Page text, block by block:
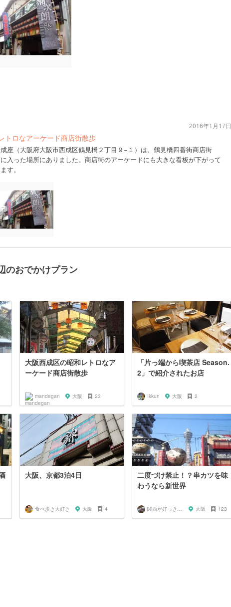
トロなアーケード商店街散歩
座（大阪府大阪市西成区鶴見橋２丁目９−１）は、鶴見橋四番街商店街
に入った場所にありました。商店街のアーケードにも大きな看板が下がって
す。
2016年1月17日
のおでかけプラン
大阪西成区の昭和レトロなア
ーケード商店街散歩
mandegan 大阪 23
「片っ端から喫茶店 Season.
2」で紹介されたお店
Ikkun 大阪 2
大阪、京都3泊4日
食べ歩き大好き 大阪 4
二度づけ禁止！？串カツを味
わうなら新世界
関西が好っきゃねん 大阪 123